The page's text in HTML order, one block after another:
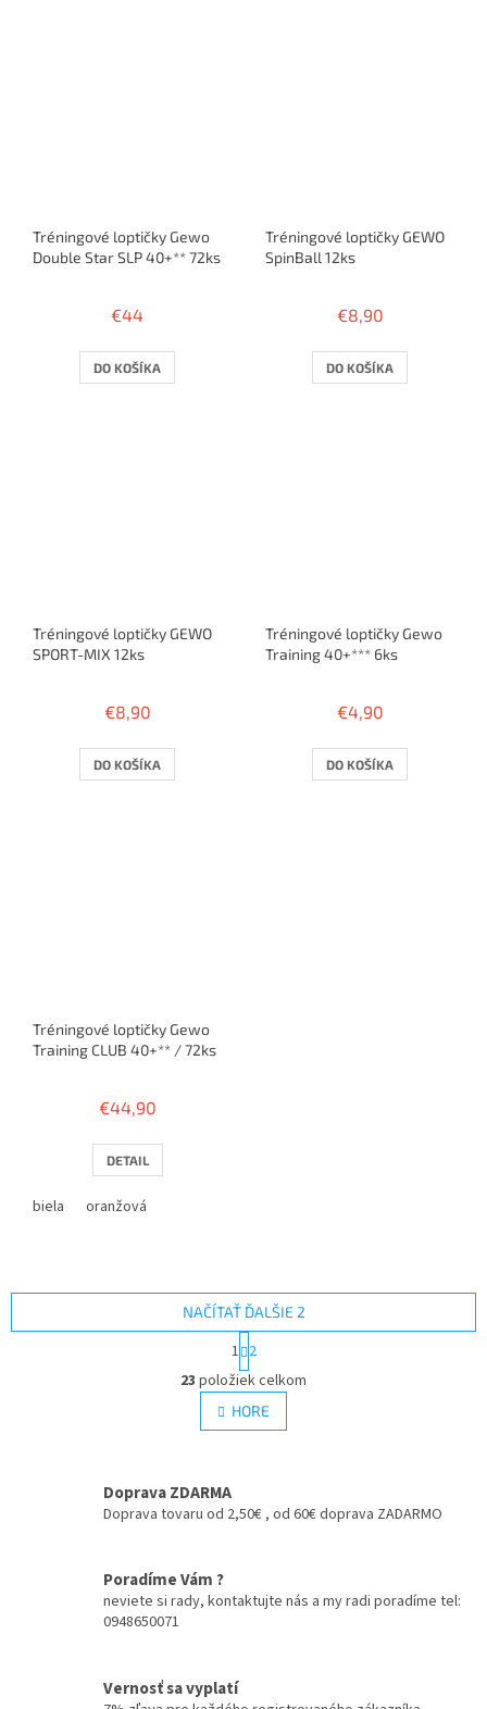
Tréningové loptičky Gewo
Double Star SLP 40+** 72ks
€44
DO KOŠÍKA
Tréningové loptičky GEWO
SpinBall 12ks
€8,90
DO KOŠÍKA
Tréningové loptičky GEWO
SPORT-MIX 12ks
€8,90
DO KOŠÍKA
Tréningové loptičky Gewo
Training 40+*** 6ks
€4,90
DO KOŠÍKA
Tréningové loptičky Gewo
Training CLUB 40+** / 72ks
€44,90
DETAIL
biela oranžová
O
v
l
á
i
v
p
NAČÍTAŤ ĎALŠIE 2
t
r
á
n
k
n
i
1 2
23 položiek celkom
HORE
Doprava ZDARMA
Doprava tovaru od 2,50€ , od 60€ doprava ZADARMO
Poradíme Vám ?
neviete si rady, kontaktujte nás a my radi poradíme tel:
0948650071
Vernosť sa vyplatí